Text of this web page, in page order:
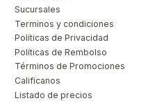
Sucursales
Terminos y condiciones
Políticas de Privacidad
Políticas de Rembolso
Términos de Promociones
Califícanos
Listado de precios